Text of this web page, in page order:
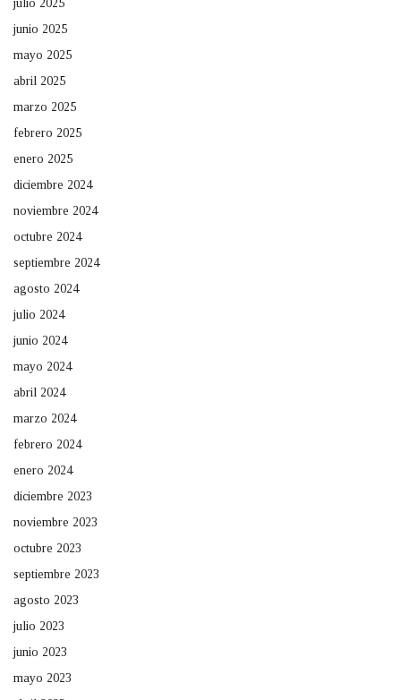
julio 2025
junio 2025
mayo 2025
abril 2025
marzo 2025
febrero 2025
enero 2025
diciembre 2024
noviembre 2024
octubre 2024
septiembre 2024
agosto 2024
julio 2024
junio 2024
mayo 2024
abril 2024
marzo 2024
febrero 2024
enero 2024
diciembre 2023
noviembre 2023
octubre 2023
septiembre 2023
agosto 2023
julio 2023
junio 2023
mayo 2023